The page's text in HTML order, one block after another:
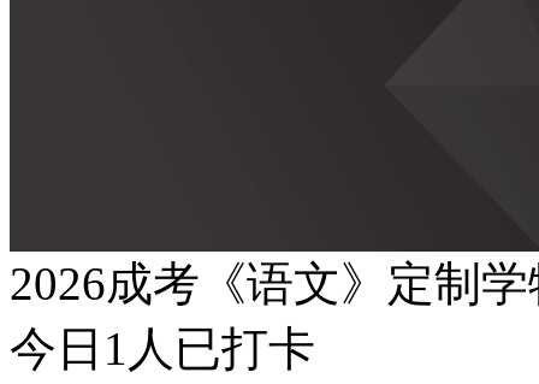
2026成考《语文》定制
今日 1 人已打卡